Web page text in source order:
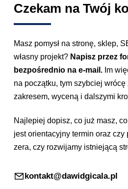
Czekam na Twój
Masz pomysł na stronę, sklep,
własny projekt? Napisz przez
bezpośrednio na e-mail. Im
na początku, tym szybciej
zakresem, wyceną i dalszymi
Najlepiej dopisz, co już masz,
jest orientacyjny termin oraz czy
zera, czy rozwijamy istniejącą
kontakt@dawidgicala.pl